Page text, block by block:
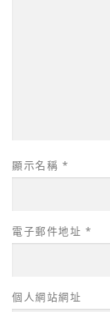
顯示名稱 *
電子郵件地址 *
個人網站網址